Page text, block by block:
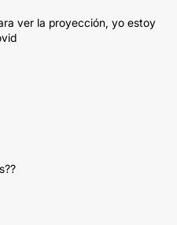
ver la proyección, yo estoy